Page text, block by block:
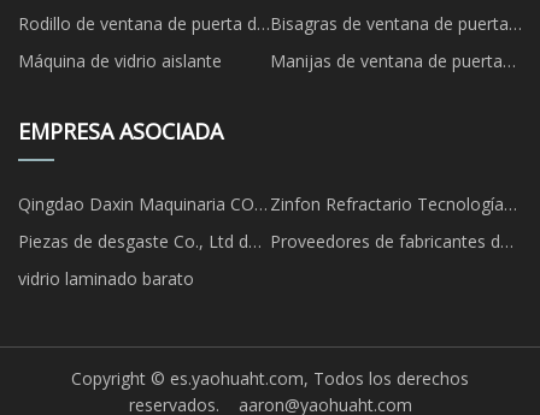
puertas y ventanas
Rodillo de ventana de puerta de
UPVC
Bisagras de ventana de puerta
de UPVC
Máquina de vidrio aislante
Manijas de ventana de puerta
EMPRESA ASOCIADA
Qingdao Daxin Maquinaria CO .,
Ltd .
Zinfon Refractario Tecnología
Co., Ltd.
Piezas de desgaste Co., Ltd de
Shanxi Vavi
Proveedores de fabricantes de
vidrio laminado barato
Copyright © es.yaohuaht.com, Todos los derechos
reservados. aaron@yaohuaht.com